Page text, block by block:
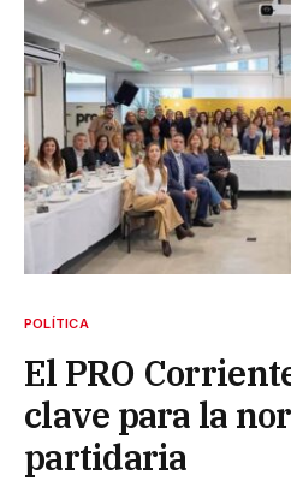
POLÍTICA
El PRO
clave para la
partidaria